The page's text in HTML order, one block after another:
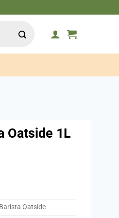
Oatside 1L
Oatside